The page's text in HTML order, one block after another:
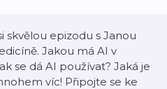
skvělou epizodu s Janou
Jakou má AI v
se dá AI používat? Jaká je
víc! Připojte se ke